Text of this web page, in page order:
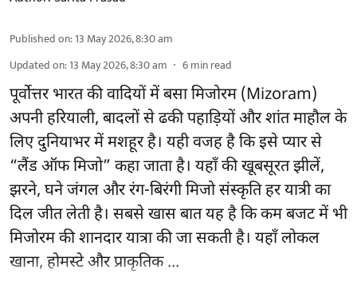
Published on:13 May 2026, 8:30 am
Updated on:13 May 2026, 8:30 am 6min read
पूर्वोत्तर भारत की वादियों में बसा मिजोरम (Mizoram)
अपनी हरियाली, बादलों से ढकी पहाड़ियों और शांत माहौल के
लिए दुनियाभर में मशहूर है। यही वजह है कि इसे प्यार से
“लैंड ऑफ मिजो” कहा जाता है। यहाँ की खूबसूरत झीलें,
झरने, घने जंगल और रंग-बिरंगी मिजो संस्कृति हर यात्री का
दिल जीत लेती है। सबसे खास बात यह है कि कम बजट में भी
मिजोरम की शानदार यात्रा की जा सकती है। यहाँ लोकल
खाना, होमस्टे और प्राकृतिक ...